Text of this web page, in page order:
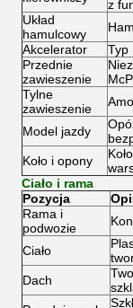
z
Układ
hamulcowy
Akcelerator
Typ
Przednie
zawieszenie
Tylne
zawieszenie
Model jazdy
Koło i opony
Ciało i rama
Pozycja
Rama i
podwozie
Ciało
Dach